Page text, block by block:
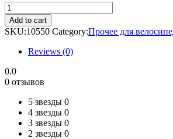
Крюк
для
хранения
велосипеда
10550
KLONK
quantity
Add to cart
SKU:10550 Category:Прочее для
Reviews (0)
0.0
0 отзывов
5 звезды 0
4 звезды 0
3 звезды 0
2 звезды 0